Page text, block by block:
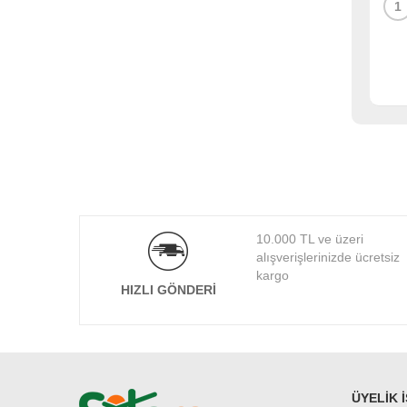
1
HIZLI GÖNDERI
10.000 TL ve üzeri
alışverişlerinizde ücretsiz
kargo
ÜYELIK